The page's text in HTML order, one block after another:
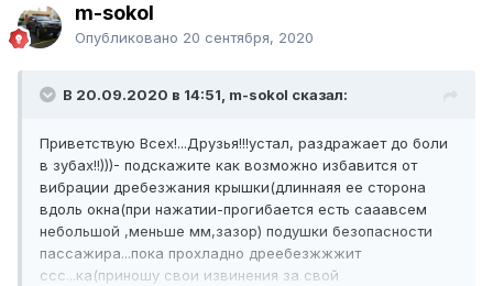
m-sokol
Опубликовано 20 сентября, 2020
В 20.09.2020 в 14:51, m-sokol сказал:
Приветствую Всех!...Друзья!!!устал, раздражает до боли
в зубах!!)))- подскажите как возможно избавится от
вибрации дребезжания крышки(длиннаяя ее сторона
вдоль окна(при нажатии-прогибается есть сааавсем
небольшой ,меньше мм,зазор) подушки безопасности
пассажира...пока прохладно дреебезжжжит
ссс...ка(приношу свои извинения за свой